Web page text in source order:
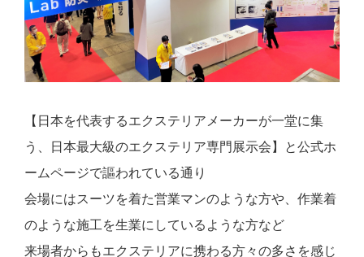
【日本を代表するエクステリアメーカーが一堂に集
う、日本最大級のエクステリア専門展示会】と公式ホ
ームページで謳われている通り
会場にはスーツを着た営業マンのような方や、作業着
のような施工を生業にしているような方など
来場者からもエクステリアに携わる方々の多さを感じ